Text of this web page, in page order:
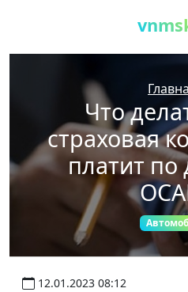
Что
страховая
платит по
12.01.2023 08:12